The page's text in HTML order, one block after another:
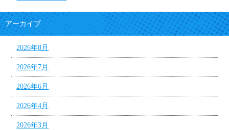
アーカイブ
2026年8月
2026年7月
2026年6月
2026年4月
2026年3月